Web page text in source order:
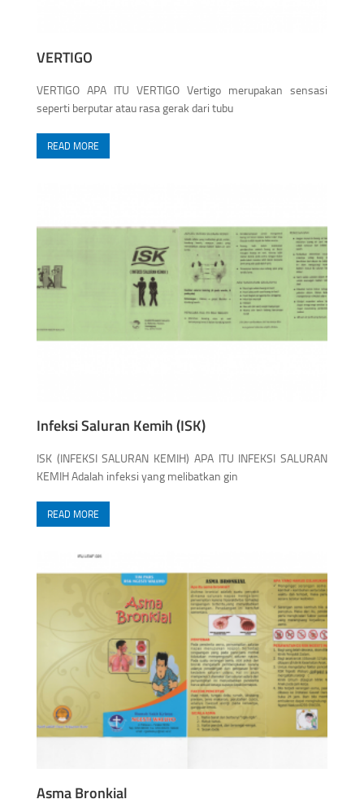
VERTIGO
VERTIGO APA ITU VERTIGO Vertigo merupakan sensasi
seperti berputar atau rasa gerak dari tubu
READ MORE
Infeksi Saluran Kemih (ISK)
ISK (INFEKSI SALURAN KEMIH) APA ITU INFEKSI SALURAN
KEMIH Adalah infeksi yang melibatkan gin
READ MORE
Asma Bronkial